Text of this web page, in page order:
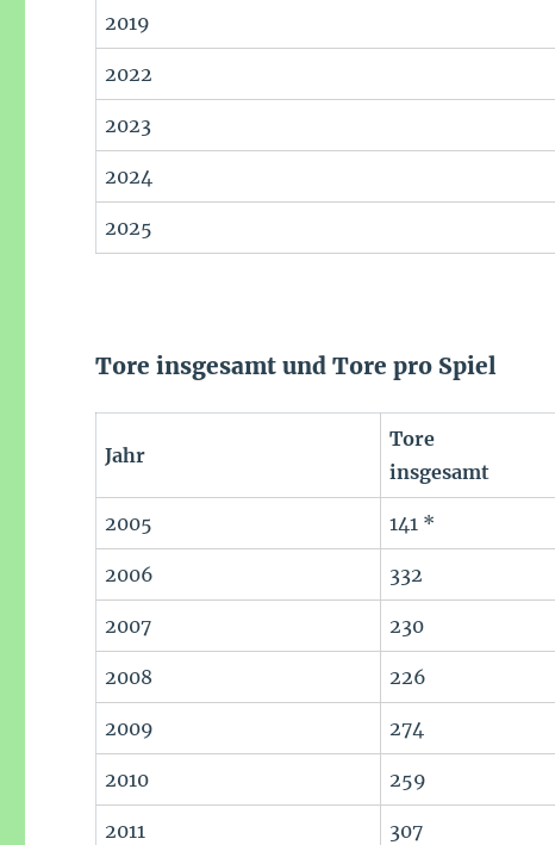
2019
2022
2023
2024
2025
Tore insgesamt und Tore pro Spiel
Jahr
Tore
insgesamt
2005 141 *
2006 332
2007 230
2008 226
2009 274
2010 259
2011 307